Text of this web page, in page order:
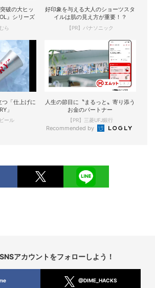
破の大ヒッ
』シリーズ
ら
好印象を与える大人のショーツスタ
イルは肌の見え方が重要！？
【PR】パナソニック
つ「仕上げに
」
ール
人生の節目に〝まるっと〟寄り添う
お金のパートナー
【PR】三菱UFJ銀行
Recommended by
アカウントをフォローしよう！
@DIME_HACKS